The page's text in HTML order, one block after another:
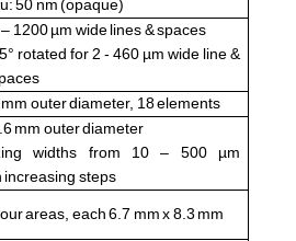
50 nm (opaque)
1200 µm wide lines & spaces
rotated for 2 - 460 µm wide line &
mm outer diameter, 18 elements
mm outer diameter
widths from 10 – 500 µm
increasing steps
areas, each 6.7 mm x 8.3 mm